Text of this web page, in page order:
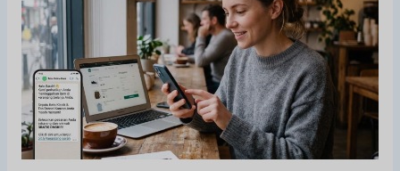
Abandoned
Cart
Whatsapp:
Panduan
Lengkap
+
Cara
HubSpot